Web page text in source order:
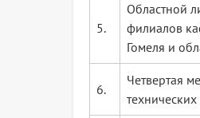
5.
Областной
филиалов
Гомеля и
6.
Четвертая
технических